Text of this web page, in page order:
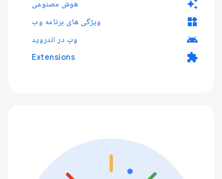
auto_awesome هوش مصنوعی
widgets ویژگی های برنامه وب
android وب در اندروید
extension
Extensions